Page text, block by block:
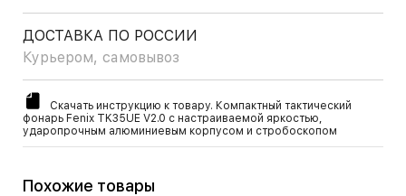
ДОСТАВКА ПО РОССИИ
Курьером, самовывоз
Скачать инструкцию к товару. Компактный тактический
фонарь Fenix TK35UE V2.0 с настраиваемой яркостью,
ударопрочным алюминиевым корпусом и стробоскопом
Похожие товары